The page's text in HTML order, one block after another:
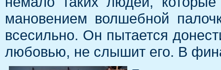
мановением волшебной
всесильно. Он пытается
любовью, не слышит его. В